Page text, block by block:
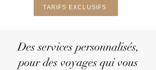
TARIFS EXCLUSIFS
Des services personnalisés,
pour des voyages qui vous